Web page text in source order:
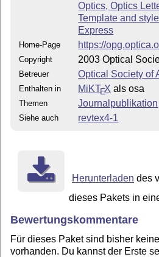
Optics, Optics
Template and
Express
Home-Page https://
Copyright 2003 Optical
Betreuer Optical Society of
Enthalten in MiKTEX als osa
Themen Journalpublikation
Siehe auch revtex4-1
Herunterladen des
dieses Pakets in
Bewertungskommentare
Für dieses Paket sind bisher
vorhanden. Du kannst der Erste